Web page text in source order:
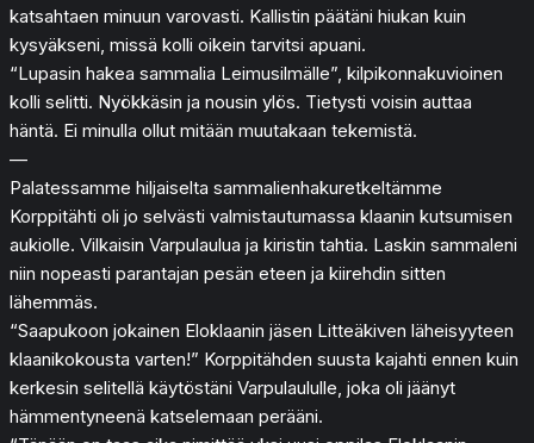
katsahtaen minuun varovasti. Kallistin päätäni hiukan kuin
kysyäkseni, missä kolli oikein tarvitsi apuani.
“Lupasin hakea sammalia Leimusilmälle”, kilpikonnakuvioinen
kolli selitti. Nyökkäsin ja nousin ylös. Tietysti voisin auttaa
häntä. Ei minulla ollut mitään muutakaan tekemistä.
—
Palatessamme hiljaiselta sammalienhakuretkeltämme
Korppitähti oli jo selvästi valmistautumassa klaanin kutsumisen
aukiolle. Vilkaisin Varpulaulua ja kiristin tahtia. Laskin sammaleni
niin nopeasti parantajan pesän eteen ja kiirehdin sitten
lähemmäs.
“Saapukoon jokainen Eloklaanin jäsen Litteäkiven läheisyyteen
klaanikokousta varten!” Korppitähden suusta kajahti ennen kuin
kerkesin selitellä käytöstäni Varpulaululle, joka oli jäänyt
hämmentyneenä katselemaan perääni.